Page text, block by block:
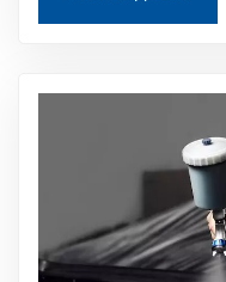
лакокрасочных